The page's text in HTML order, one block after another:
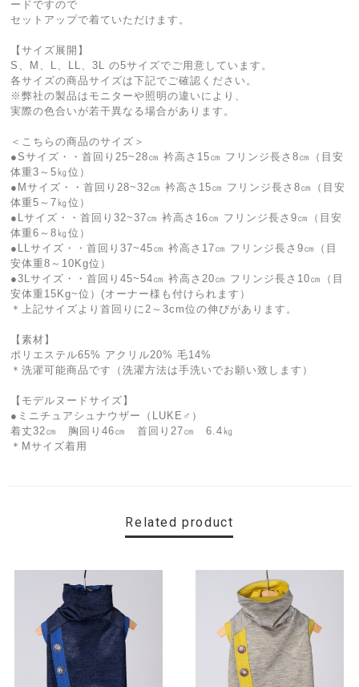
ードですので
セットアップで着ていただけます。
【サイズ展開】
S、M、L、LL、3L の5サイズでご用意しています。
各サイズの商品サイズは下記でご確認ください。
※弊社の製品はモニターや照明の違いにより、
実際の色合いが若干異なる場合があります。
＜こちらの商品のサイズ＞
●Sサイズ・・首回り25~28㎝ 衿高さ15㎝ フリンジ長さ8㎝（目安
体重3～5㎏位）
●Mサイズ・・首回り28~32㎝ 衿高さ15㎝ フリンジ長さ8㎝（目安
体重5～7㎏位）
●Lサイズ・・首回り32~37㎝ 衿高さ16㎝ フリンジ長さ9㎝（目安
体重6～8㎏位）
●LLサイズ・・首回り37~45㎝ 衿高さ17㎝ フリンジ長さ9㎝（目
安体重8～10Kg位）
●3Lサイズ・・首回り45~54㎝ 衿高さ20㎝ フリンジ長さ10㎝（目
安体重15Kg~位）(オーナー様も付けられます）
＊上記サイズより首回りに2～3cm位の伸びがあります。
【素材】
ポリエステル65% アクリル20% 毛14%
＊洗濯可能商品です（洗濯方法は手洗いでお願い致します）
【モデルヌードサイズ】
●ミニチュアシュナウザー（LUKE♂）
着丈32㎝ 胸回り46㎝ 首回り27㎝ 6.4㎏
＊Mサイズ着用
Related product